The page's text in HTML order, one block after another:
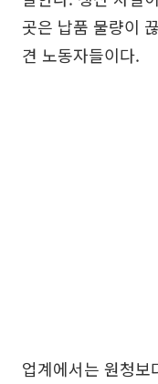
곳은 납품 물량이
견 노동자들이다.
업계에서는 원청보